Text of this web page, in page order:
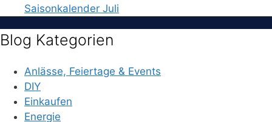
Saisonkalender Juli
Blog Kategorien
Anlässe, Feiertage & Events
DIY
Einkaufen
Energie